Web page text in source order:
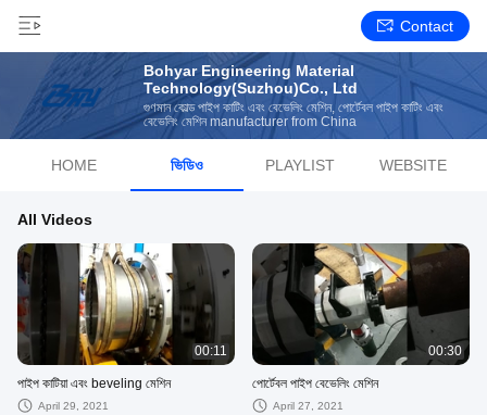
Contact
Bohyar Engineering Material
Technology(Suzhou)Co., Ltd
গুণমান কোল্ড পাইপ কাটিং এবং বেভেলিং মেশিন, পোর্টেবল পাইপ কাটিং এবং
বেভেলিং মেশিন manufacturer from China
HOME ভিডিও PLAYLIST WEBSITE
All Videos
00:11
পাইপ কাটিয়া এবং beveling মেশিন
April 29, 2021
00:30
পোর্টেবল পাইপ বেভেলিং মেশিন
April 27, 2021